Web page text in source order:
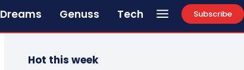
Genuss Tech Subscribe
Hot this week